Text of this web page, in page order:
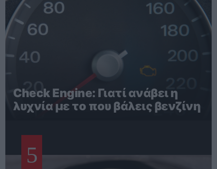
Check Engine: Γιατί ανάβει η
λυχνία με το που βάλεις βενζίνη
5